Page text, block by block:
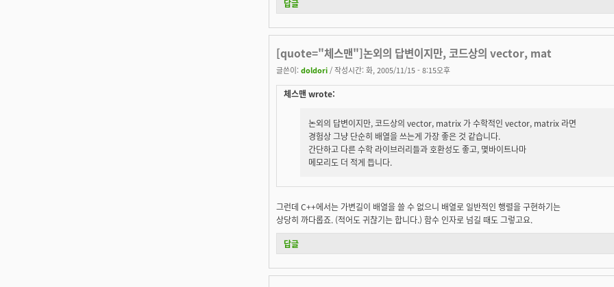
답글
[quote="체스맨"]논외의 답변이지만, 코드상의 vector, mat
글쓴이: doldori / 작성시간: 화, 2005/11/15 - 8:15오후
체스맨 wrote:
논외의 답변이지만, 코드상의 vector, matrix 가 수학적인 vector, matrix 라면
경험상 그냥 단순히 배열을 쓰는게 가장 좋은 것 같습니다.
간단하고 다른 수학 라이브러리들과 호환성도 좋고, 몇바이트나마
메모리도 더 적게 듭니다.
그런데 C++에서는 가변길이 배열을 쓸 수 없으니 배열로 일반적인 행렬을 구현하기는
상당히 까다롭죠. (적어도 귀찮기는 합니다.) 함수 인자로 넘길 때도 그렇고요.
답글